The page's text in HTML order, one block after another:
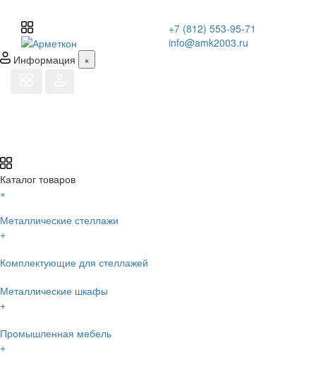
+7 (812) 553-95-71
info@amk2003.ru
Информация
×
Каталог товаров
×
Металлические стеллажи
+
Комплектующие для стеллажей
Металлические шкафы
+
Промышленная мебель
+